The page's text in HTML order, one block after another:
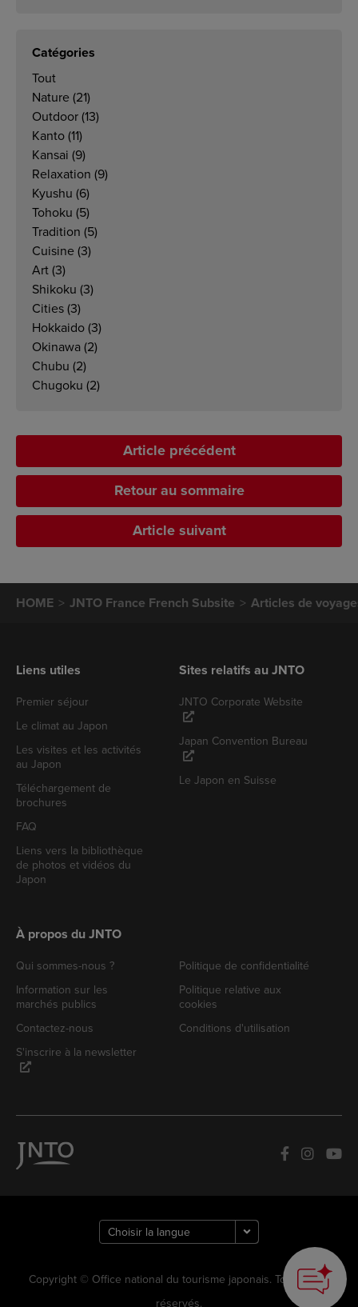
Catégories
Tout
Nature (21)
Outdoor (13)
Kanto (11)
Kansai (9)
Relaxation (9)
Kyushu (6)
Tohoku (5)
Tradition (5)
Cuisine (3)
Art (3)
Shikoku (3)
Cities (3)
Hokkaido (3)
Okinawa (2)
Chubu (2)
Chugoku (2)
Article précédent
Retour au sommaire
Article suivant
HOME JNTO France French Subsite Articles de
Liens utiles
Premier séjour
Le climat au Japon
Les visites et les activités
au Japon
Téléchargement de
brochures
FAQ
Liens vers la bibliothèque
de photos et vidéos du
Japon
Sites relatifs au JNTO
JNTO Corporate Website
Japan Convention Bureau
Le Japon en Suisse
À propos du JNTO
Qui sommes-nous ?
Information sur les
marchés publics
Contactez-nous
S'inscrire à la newsletter
Politique de confidentialité
Politique relative aux
cookies
Conditions d'utilisation
Copyright © Office national du tourisme japonais. Tous droits
réservés.